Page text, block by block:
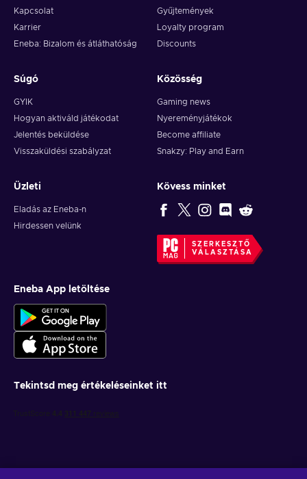
Kapcsolat
Karrier
Eneba: Bizalom és átláthatóság
Gyűjtemények
Loyalty program
Discounts
Súgó
GYIK
Hogyan aktiváld játékodat
Jelentés beküldése
Visszaküldési szabályzat
Közösség
Gaming news
Nyereményjátékok
Become affiliate
Snakzy: Play and Earn
Üzleti
Eladás az Eneba-n
Hirdessen velünk
Kövess minket
SZERKESZTŐ
VÁLASZTÁSA
Eneba App letöltése
Tekintsd meg értékeléseinket itt